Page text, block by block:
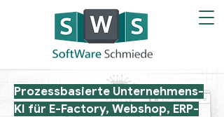
Prozessbasierte Unternehmens-
KI für E-Factory, Webshop, ERP-